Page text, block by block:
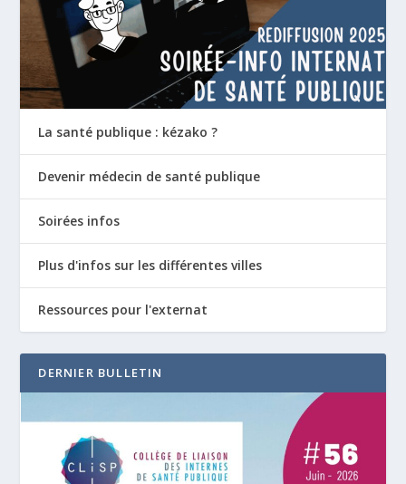
La santé publique : kézako ?
Devenir médecin de santé publique
Soirées infos
Plus d'infos sur les différentes villes
Ressources pour l'externat
DERNIER BULLETIN